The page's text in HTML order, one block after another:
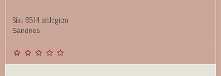
Sisu 8514 æblegrøn
Sandnes